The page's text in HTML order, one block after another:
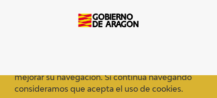
mejorar su navegación. Si continua navegando
consideramos que acepta el uso de cookies.